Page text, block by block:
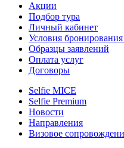
Акции
Подбор тура
Личный кабинет
Условия
Образцы заявлений
Оплата услуг
Договоры
Selfie MICE
Selfie Premium
Новости
Направления
Визовое